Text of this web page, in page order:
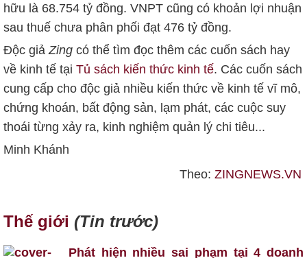
hữu là 68.754 tỷ đồng. VNPT cũng có khoản lợi nhuận
sau thuế chưa phân phối đạt 476 tỷ đồng.
Độc giảZing có thể tìm đọc thêm các cuốn sách hay
về kinh tế tại Tủ sách kiến thức kinh tế. Các cuốn sách
cung cấp cho độc giả nhiều kiến thức về kinh tế vĩ mô,
chứng khoán, bất động sản, lạm phát, các cuộc suy
thoái từng xảy ra, kinh nghiệm quản lý chi tiêu...
Minh Khánh
Theo: ZINGNEWS.VN
Thế giới (Tin trước)
Phát hiện nhiều sai phạm tại 4 doanh